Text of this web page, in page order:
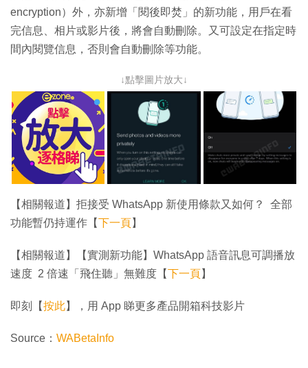
encryption）外，亦新增「閱後即焚」的新功能，用戶在看
完信息、相片或影片後，將會自動刪除。又可設定在指定時
間內閱覽信息，否則會自動刪除等功能。
↓點擊圖片放大↓
【相關報道】拒接受 WhatsApp 新使用條款又如何？ 全部
功能暫仍持運作【下一頁】
【相關報道】【實測新功能】WhatsApp 語音訊息可調播放
速度 2 倍速「飛住聽」無難度【下一頁】
即刻【按此】，用 App 睇更多產品開箱科技影片
Source： WABetaInfo